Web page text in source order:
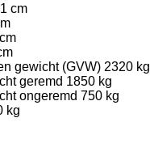
cm
gewicht (GVW) 2320 kg
geremd 1850 kg
ongeremd 750 kg
kg